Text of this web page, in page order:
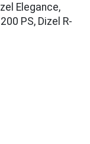
Elegance,
PS, Dizel R-